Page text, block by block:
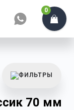
0
70 мм